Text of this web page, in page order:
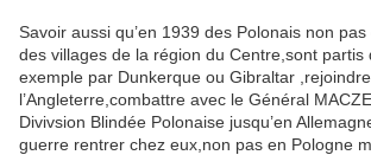
Savoir aussi qu’en 1939 des Polonais non
des villages de la région du Centre,sont partis
exemple par Dunkerque ou Gibraltar ,rejoindre
l’Angleterre,combattre avec le Général
Divivsion Blindée Polonaise jusqu’en
guerre rentrer chez eux,non pas en Pologne